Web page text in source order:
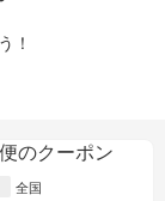
！
全国